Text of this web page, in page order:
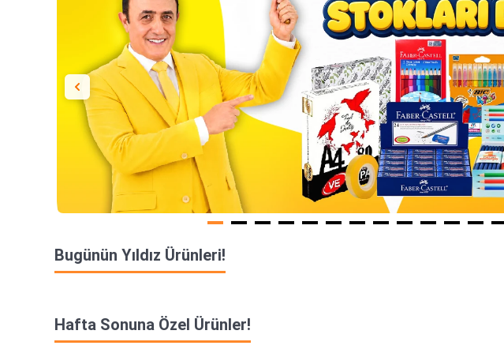
Bugünün Yıldız Ürünleri!
Hafta Sonuna Özel Ürünler!